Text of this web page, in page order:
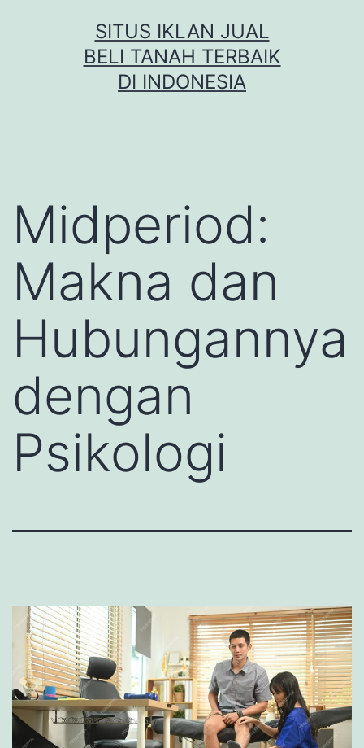
SITUS IKLAN JUAL
BELI TANAH TERBAIK
DI INDONESIA
Midperiod:
Makna dan
Hubungannya
dengan
Psikologi